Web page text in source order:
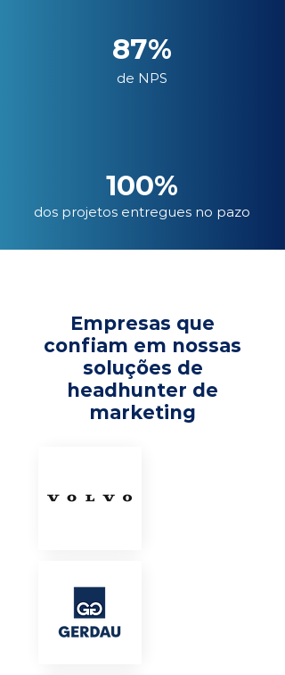
87%
de NPS
100%
dos projetos entregues no pazo
Empresas que
confiam em nossas
soluções de
headhunter de
marketing